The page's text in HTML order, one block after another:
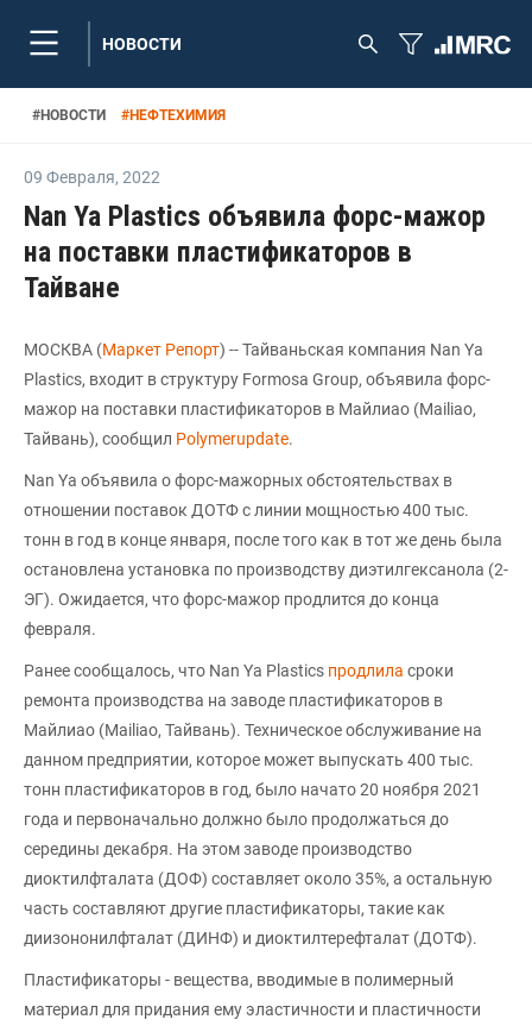
НОВОСТИ
#НОВОСТИ #НЕФТЕХИМИЯ
09 Февраля, 2022
Nan Ya Plastics объявила форс-мажор
на поставки пластификаторов в
Тайване
МОСКВА (Маркет Репорт) -- Тайваньская компания Nan Ya
Plastics, входит в структуру Formosa Group, объявила форс-
мажор на поставки пластификаторов в Майлиао (Mailiao,
Тайвань), сообщил Polymerupdate.
Nan Ya объявила о форс-мажорных обстоятельствах в
отношении поставок ДОТФ с линии мощностью 400 тыс.
тонн в год в конце января, после того как в тот же день была
остановлена установка по производству диэтилгексанола (2-
ЭГ). Ожидается, что форс-мажор продлится до конца
февраля.
Ранее сообщалось, что Nan Ya Plastics продлила сроки
ремонта производства на заводе пластификаторов в
Майлиао (Mailiao, Тайвань). Техническое обслуживание на
данном предприятии, которое может выпускать 400 тыс.
тонн пластификаторов в год, было начато 20 ноября 2021
года и первоначально должно было продолжаться до
середины декабря. На этом заводе производство
диоктилфталата (ДОФ) составляет около 35%, а остальную
часть составляют другие пластификаторы, такие как
диизононилфталат (ДИНФ) и диоктилтерефталат (ДОТФ).
Пластификаторы - вещества, вводимые в полимерный
материал для придания ему эластичности и пластичности